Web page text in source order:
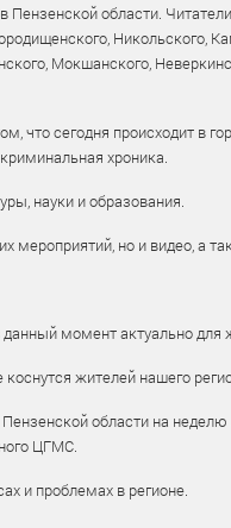
области.
Никольского,
Мокшанского,
сегодня происходит в
хроника.
науки и образования.
мероприятий, но и видео, а
момент актуально для
жителей нашего
области на
ЦГМС.
и проблемах в регионе.